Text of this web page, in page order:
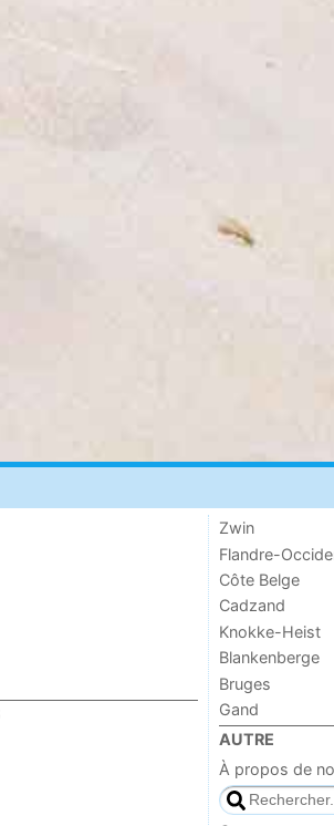
Zwin
Flandre-
Côte Belge
Cadzand
Knokke-Heist
Blankenberge
Bruges
Gand
AUTRE
À propos de